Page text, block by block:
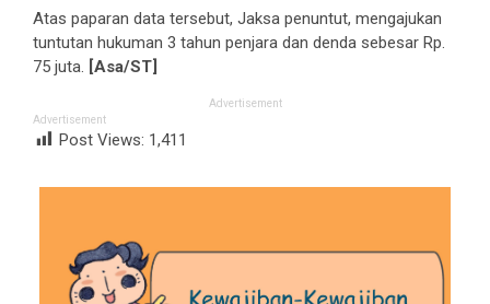
Atas paparan data tersebut, Jaksa penuntut, mengajukan
tuntutan hukuman 3 tahun penjara dan denda sebesar Rp.
75 juta.
[Asa/ST]
Advertisement
Advertisement
Post Views: 1,411